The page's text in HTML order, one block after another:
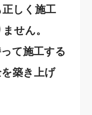
しく施工
せん。
て施工する
築き上げ